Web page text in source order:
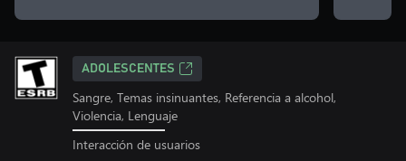
ADOLESCENTES
Sangre, Temas insinuantes, Referencia a alcohol,
Violencia, Lenguaje
Interacción de usuarios